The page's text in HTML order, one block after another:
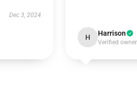
Dec 3, 2024
H Harrison
Verified owner